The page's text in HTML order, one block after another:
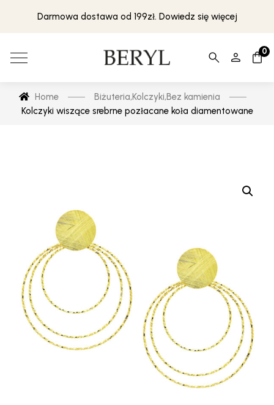
Darmowa dostawa od 199zł. Dowiedz się więcej
0
Home Biżuteria,Kolczyki,Bez kamienia
Kolczyki wiszące srebrne pozłacane koła diamentowane